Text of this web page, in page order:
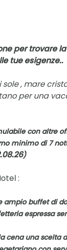
per trovare
tue esigenze..
, mare
per una
con altre
minimo di 7
)
:
ampio buffet di
espressa
cena una scelta